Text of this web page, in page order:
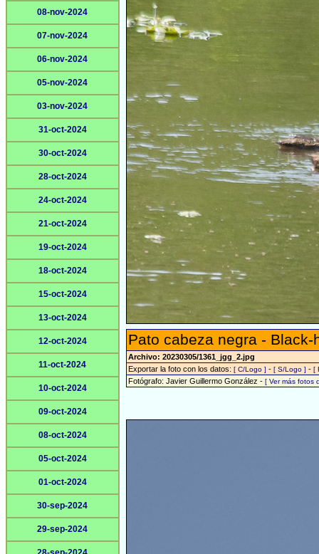
08-nov-2024
07-nov-2024
06-nov-2024
05-nov-2024
03-nov-2024
31-oct-2024
30-oct-2024
28-oct-2024
24-oct-2024
21-oct-2024
19-oct-2024
18-oct-2024
15-oct-2024
13-oct-2024
12-oct-2024
11-oct-2024
10-oct-2024
09-oct-2024
08-oct-2024
05-oct-2024
01-oct-2024
30-sep-2024
29-sep-2024
Pato cabeza negra -
Archivo: 20230305/1361_jgg_2.jpg
Exportar la foto con los datos: [ C/Logo ] - [ S/Logo ] - [
Fotógrafo: Javier Guillermo González - [ Ver más fotos